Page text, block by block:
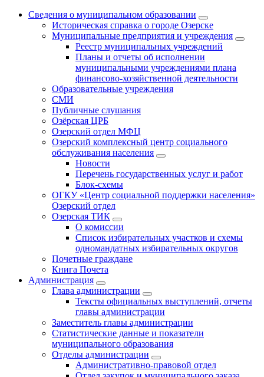
Сведения о муниципальном образовании
Историческая справка о городе Озерске
Муниципальные предприятия и учреждения
Реестр муниципальных учреждений
Планы и отчеты об исполнении
муниципальными учреждениями плана
финансово-хозяйственной деятельности
Образовательные учреждения
СМИ
Публичные слушания
Озёрская ЦРБ
Озерский отдел МФЦ
Озерский комплексный центр социального
обслуживания населения
Новости
Перечень государственных услуг и работ
Блок-схемы
ОГКУ «Центр социальной поддержки населения»
Озерский отдел
Озерская ТИК
О комиссии
Список избирательных участков и схемы
одномандатных избирательных округов
Почетные граждане
Книга Почета
Администрация
Глава администрации
Тексты официальных выступлений, отчеты
главы администрации
Заместитель главы администрации
Статистические данные и показатели
муниципального образования
Отделы администрации
Административно-правовой отдел